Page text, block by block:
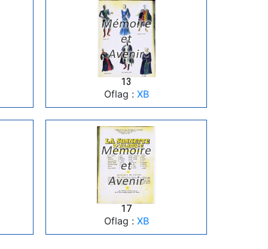
13
Oflag : XB
17
Oflag : XB